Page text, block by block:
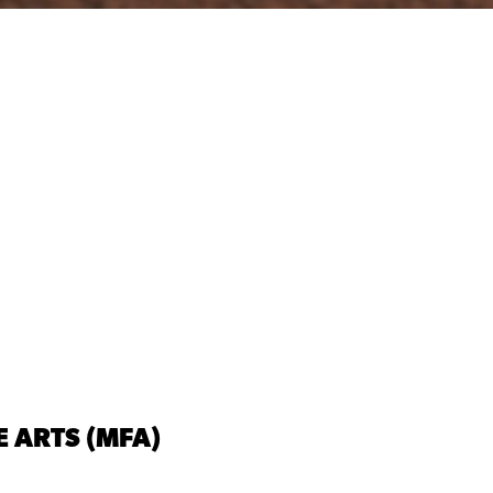
ARTS (MFA)